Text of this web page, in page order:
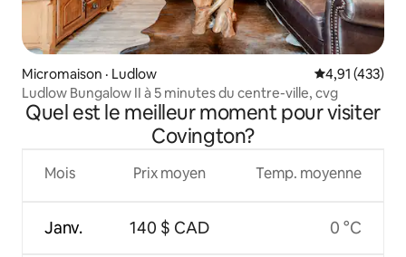
Micromaison · Ludlow Note
4,91 (433)
Ludlow Bungalow II à 5 minutes du centre-ville, cvg
Quel est le meilleur moment pour visiter
Covington?
Mois
Janv.
Prix moyen
140 $ CAD
Temp. moyenne
0 °C